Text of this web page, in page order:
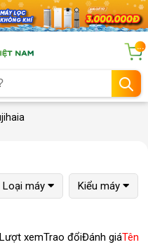
...
Loại máy Kiểu máy
Lượt xemTrao đổiĐánh giáTên